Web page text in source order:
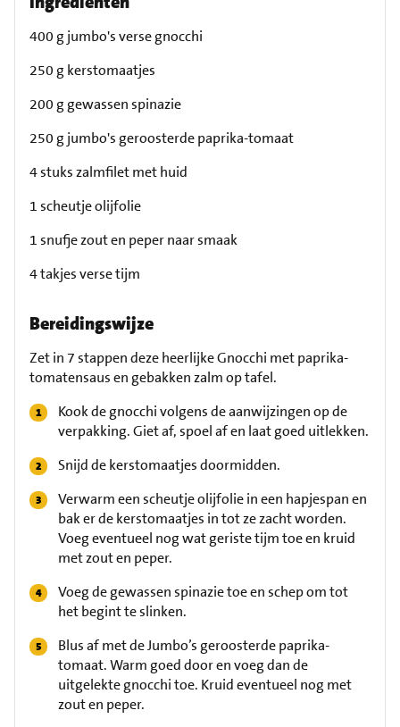
400 g jumbo's verse gnocchi
250 g kerstomaatjes
200 g gewassen spinazie
250 g jumbo's geroosterde paprika-tomaat
4 stuks zalmfilet met huid
1 scheutje olijfolie
1 snufje zout en peper naar smaak
4 takjes verse tijm
Bereidingswijze
Zet in 7 stappen deze heerlijke Gnocchi met paprika-
tomatensaus en gebakken zalm op tafel.
Kook de gnocchi volgens de aanwijzingen op de
verpakking. Giet af, spoel af en laat goed uitlekken.
Snijd de kerstomaatjes doormidden.
Verwarm een scheutje olijfolie in een hapjespan en
bak er de kerstomaatjes in tot ze zacht worden.
Voeg eventueel nog wat geriste tijm toe en kruid
met zout en peper.
Voeg de gewassen spinazie toe en schep om tot
het begint te slinken.
Blus af met de Jumbo’s geroosterde paprika-
tomaat. Warm goed door en voeg dan de
uitgelekte gnocchi toe. Kruid eventueel nog met
zout en peper.